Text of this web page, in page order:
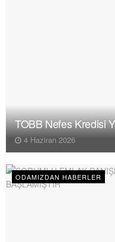
TOBB Nefes Kredisi
4 Haziran 2026
ODAMIZDAN HABERLER